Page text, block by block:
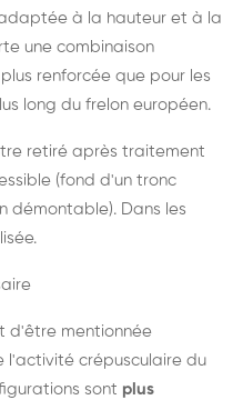
à la hauteur et à la
une combinaison
renforcée que pour les
long du frelon européen.
retiré après traitement
(fond d'un tronc
démontable). Dans les
d'être mentionnée
l'activité crépusculaire du
sont plus